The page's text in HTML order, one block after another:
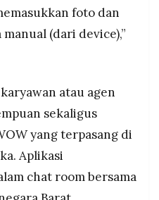
foto dan
(dari device),”
atau agen
sekaligus
yang terpasang di
Aplikasi
chat room bersama